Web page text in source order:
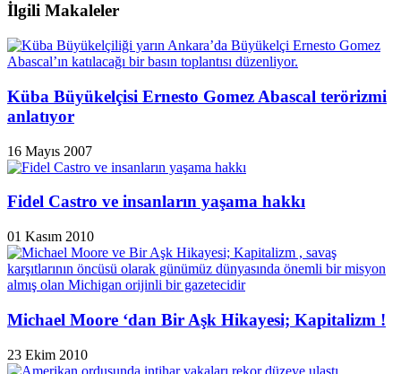
İlgili Makaleler
Küba Büyükelçisi Ernesto Gomez Abascal terörizmi
anlatıyor
16 Mayıs 2007
Fidel Castro ve insanların yaşama hakkı
01 Kasım 2010
Michael Moore ‘dan Bir Aşk Hikayesi; Kapitalizm !
23 Ekim 2010